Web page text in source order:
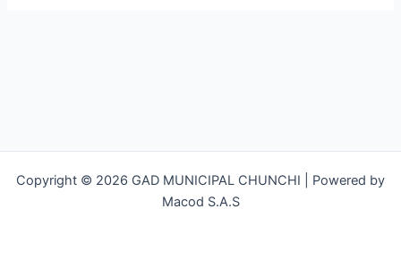
Copyright © 2026 GAD MUNICIPAL CHUNCHI | Powered by
Macod S.A.S